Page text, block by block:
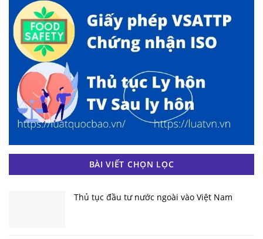
BÀI VIẾT CHỌN LỌC
Thủ tục đầu tư nước ngoài vào Việt Nam